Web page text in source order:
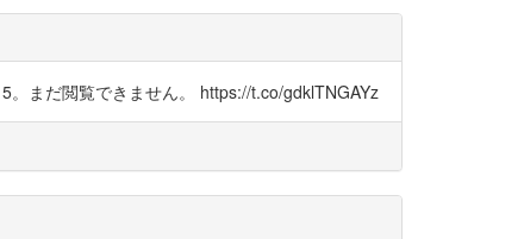
。まだ閲覧できません。 https://t.co/gdklTNGAYz